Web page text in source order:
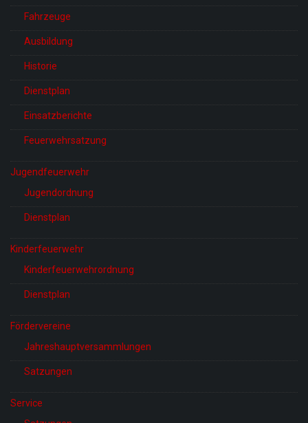
Fahrzeuge
Ausbildung
Historie
Dienstplan
Einsatzberichte
Feuerwehrsatzung
Jugendfeuerwehr
Jugendordnung
Dienstplan
Kinderfeuerwehr
Kinderfeuerwehrordnung
Dienstplan
Fördervereine
Jahreshauptversammlungen
Satzungen
Service